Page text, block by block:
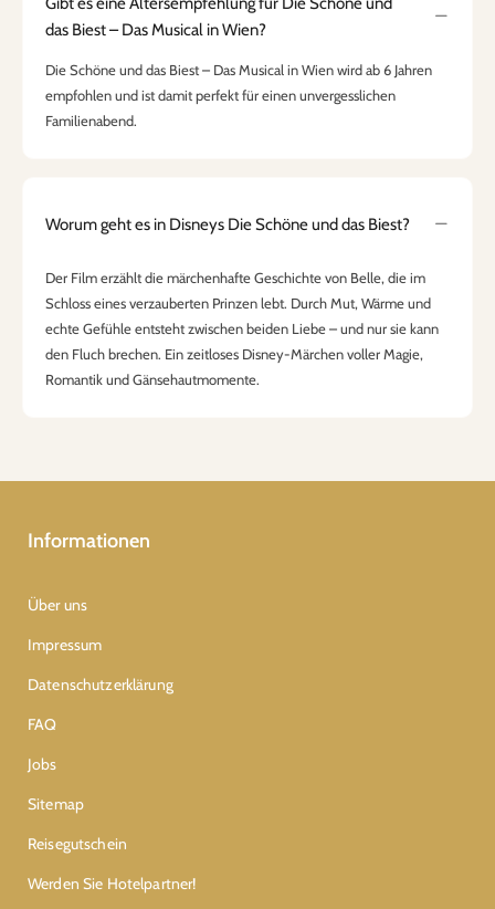
das Biest – Das Musical in Wien?
Die Schöne und das Biest – Das Musical in Wien wird ab 6 Jahren
empfohlen und ist damit perfekt für einen unvergesslichen
Familienabend.
Worum geht es in Disneys Die Schöne und das Biest?
Der Film erzählt die märchenhafte Geschichte von Belle, die im
Schloss eines verzauberten Prinzen lebt. Durch Mut, Wärme und
echte Gefühle entsteht zwischen beiden Liebe – und nur sie kann
den Fluch brechen. Ein zeitloses Disney-Märchen voller Magie,
Romantik und Gänsehautmomente.
Informationen
Über uns
Impressum
Datenschutzerklärung
FAQ
Jobs
Sitemap
Reisegutschein
Werden Sie Hotelpartner!